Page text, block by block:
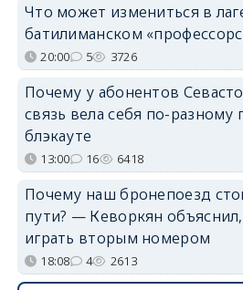
Что может измениться в
батилиманском
20:00 5 3726
Почему у абонентов
связь вела себя по-разному
блэкауте
13:00 16 6418
Почему наш бронепоезд
пути? — Кеворкян
играть вторым номером
18:08 4 2613